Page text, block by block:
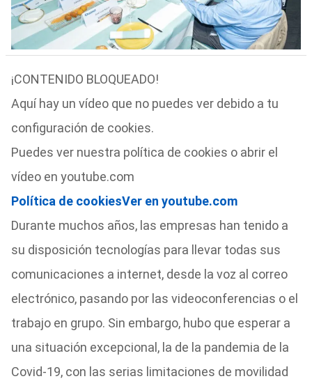
¡CONTENIDO BLOQUEADO!
Aquí hay un vídeo que no puedes ver debido a tu
configuración de cookies.
Puedes ver nuestra política de cookies o abrir el
vídeo en youtube.com
Política de cookiesVer en youtube.com
Durante muchos años, las empresas han tenido a
su disposición tecnologías para llevar todas sus
comunicaciones a internet, desde la voz al correo
electrónico, pasando por las videoconferencias o el
trabajo en grupo. Sin embargo, hubo que esperar a
una situación excepcional, la de la pandemia de la
Covid-19, con las serias limitaciones de movilidad